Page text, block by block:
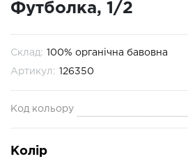
Футболка, 1/2
Склад: 100% органічна бавовна
Артикул: 126350
Код кольору
Колір